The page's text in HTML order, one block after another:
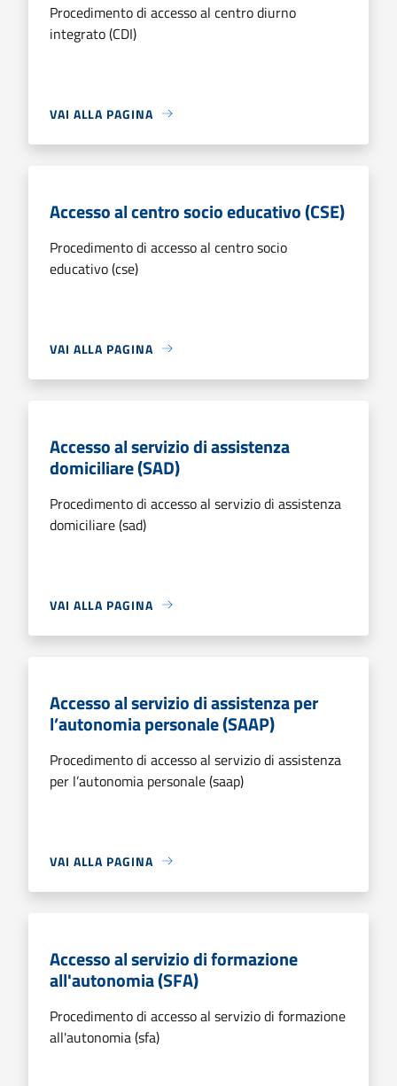
Procedimento di accesso al centro diurno
integrato (CDI)
VAI ALLA PAGINA
Accesso al centro socio educativo (CSE)
Procedimento di accesso al centro socio
educativo (cse)
VAI ALLA PAGINA
Accesso al servizio di assistenza
domiciliare (SAD)
Procedimento di accesso al servizio di assistenza
domiciliare (sad)
VAI ALLA PAGINA
Accesso al servizio di assistenza per
l’autonomia personale (SAAP)
Procedimento di accesso al servizio di assistenza
per l’autonomia personale (saap)
VAI ALLA PAGINA
Accesso al servizio di formazione
all'autonomia (SFA)
Procedimento di accesso al servizio di formazione
all'autonomia (sfa)